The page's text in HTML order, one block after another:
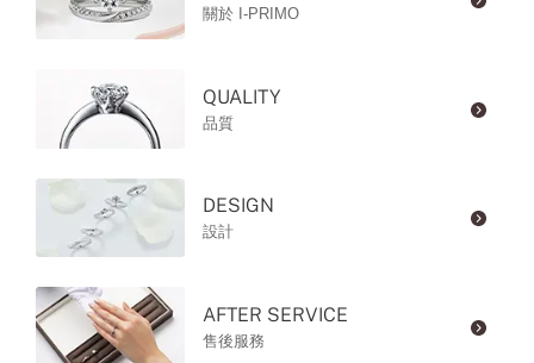
關於 I-PRIMO
QUALITY
品質
DESIGN
設計
AFTER SERVICE
售後服務